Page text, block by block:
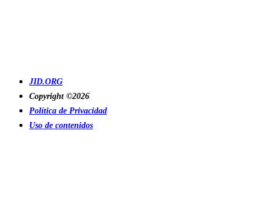
JID.ORG
Copyright ©2026
Política de Privacidad
Uso de contenidos